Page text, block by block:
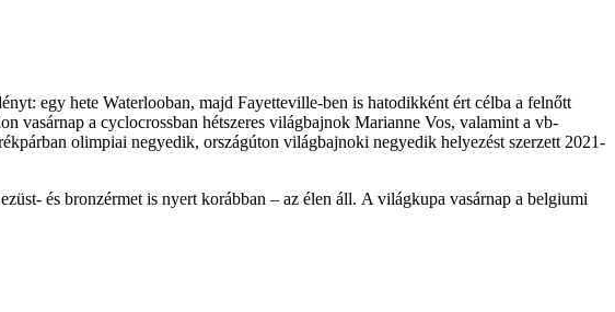
egy hete Waterlooban, majd Fayetteville-ben is hatodikként ért célba a felnőtt
vasárnap a cyclocrossban hétszeres világbajnok Marianne Vos, valamint a vb-
olimpiai negyedik, országúton világbajnoki negyedik helyezést szerzett 2021-
és bronzérmet is nyert korábban – az élen áll. A világkupa vasárnap a belgiumi